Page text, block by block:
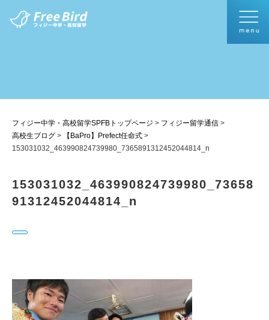
フィジー中学・高校留学SPFBトップページ > フィジー留学通信 >
高校生ブログ > 【BaPro】Prefect任命式 >
153031032_463990824739980_7365891312452044814_n
153031032_463990824739980_73658
91312452044814_n